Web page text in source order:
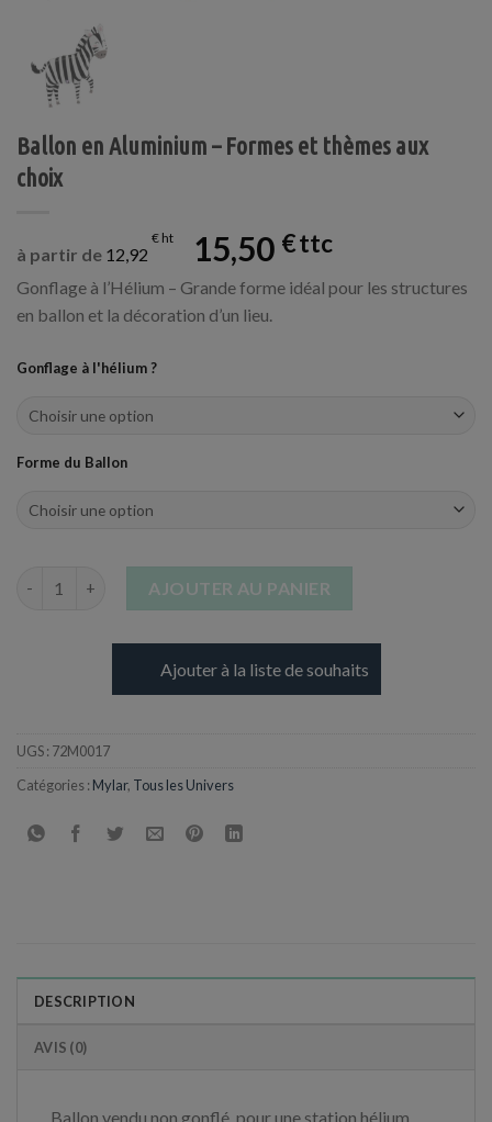
Ballon en Aluminium – Formes et thèmes aux
choix
à partir de 12,92
€ 15,50 €
Gonflage à l’Hélium – Grande forme idéal pour les structures
en ballon et la décoration d’un lieu.
Gonflage à l'hélium ?
Forme du Ballon
AJOUTER AU PANIER
Ajouter à la liste de souhaits
UGS : 72M0017
Catégories : Mylar, Tous les Univers
DESCRIPTION
AVIS (0)
Ballon vendu non gonflé, pour une station hélium